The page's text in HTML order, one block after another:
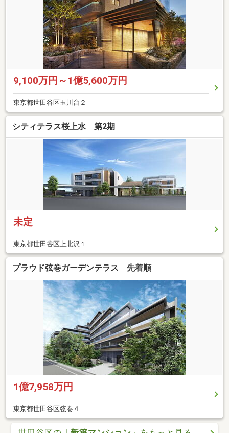
9,100万円～1億5,600万円
東京都世田谷区玉川台２
シティテラス桜上水 第2期
未定
東京都世田谷区上北沢１
プラウド弦巻ガーデンテラス 先着順
1億7,958万円
東京都世田谷区弦巻４